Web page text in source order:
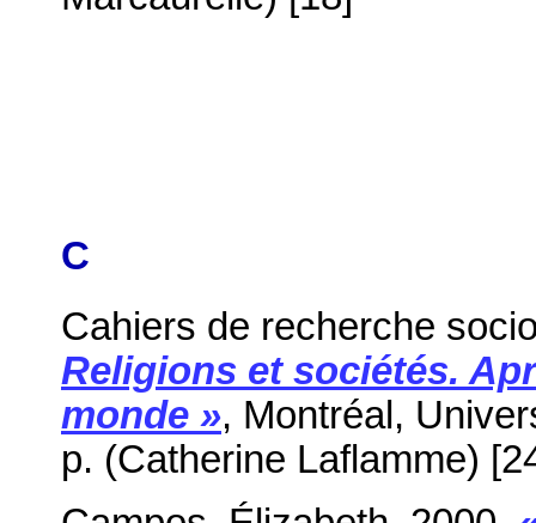
C
Cahiers de recherche
Religions et sociétés.
monde », Montréal,
p. (Catherine Laflamme)